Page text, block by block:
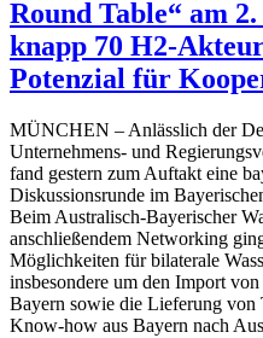
Round Table“ am
knapp 70 H2-
Potenzial für
MÜNCHEN – Anlässlich der
Unternehmens- und
fand gestern zum Auftakt eine
Diskussionsrunde im
Beim Australisch-Bayerischer
anschließendem Networking
Möglichkeiten für bilaterale
insbesondere um den Import
Bayern sowie die Lieferung von
Know-how aus Bayern nach